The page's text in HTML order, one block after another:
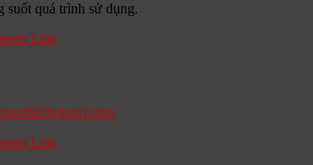
quá trình sử dụng.
Link
profile/nohuz1com/
Link